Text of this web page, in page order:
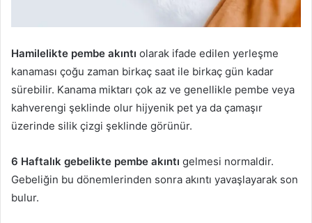
Hamilelikte pembe akıntı olarak ifade edilen yerleşme
kanaması çoğu zaman birkaç saat ile birkaç gün kadar
sürebilir. Kanama miktarı çok az ve genellikle pembe veya
kahverengi şeklinde olur hijyenik pet ya da çamaşır
üzerinde silik çizgi şeklinde görünür.
6 Haftalık gebelikte pembe akıntı gelmesi normaldir.
Gebeliğin bu dönemlerinden sonra akıntı yavaşlayarak son
bulur.